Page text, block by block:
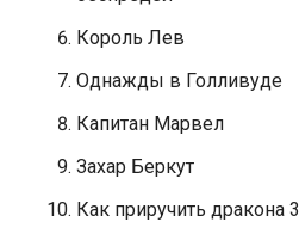
Король Лев
Однажды в Голливуде
Капитан Марвел
Захар Беркут
Как приручить дракона 3